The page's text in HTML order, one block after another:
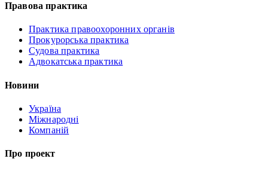
Правова практика
Практика правоохоронних органів
Прокурорська практика
Судова практика
Адвокатська практика
Новини
Україна
Міжнародні
Компаній
Про проект